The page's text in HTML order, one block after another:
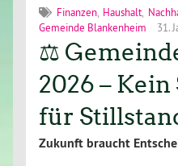
Finanzen, Haushalt
Gemeinde Blankenheim
31.
⚖️
2026 –
für
Zukunft braucht